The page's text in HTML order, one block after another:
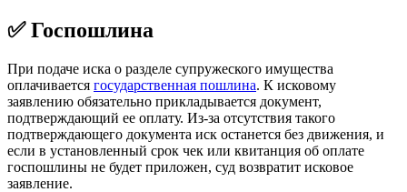
✅ Госпошлина
При подаче иска о разделе супружеского имущества
оплачивается государственная пошлина. К исковому
заявлению обязательно прикладывается документ,
подтверждающий ее оплату. Из-за отсутствия такого
подтверждающего документа иск останется без движения, и
если в установленный срок чек или квитанция об оплате
госпошлины не будет приложен, суд возвратит исковое
заявление.